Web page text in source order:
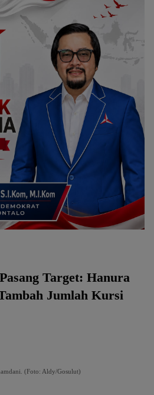
Target: Hanura
Jumlah Kursi
(Foto: Aldy/Gosulut)